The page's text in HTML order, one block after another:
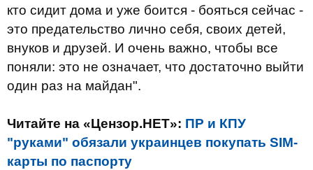
кто сидит дома и уже боится - бояться сейчас -
это предательство лично себя, своих детей,
внуков и друзей. И очень важно, чтобы все
поняли: это не означает, что достаточно выйти
один раз на майдан".
Читайте на «Цензор.НЕТ»: ПР и КПУ
"руками" обязали украинцев покупать SIM-
карты по паспорту